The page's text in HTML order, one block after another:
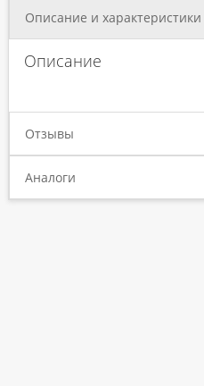
Описание и характеристики
Описание
Отзывы
Аналоги